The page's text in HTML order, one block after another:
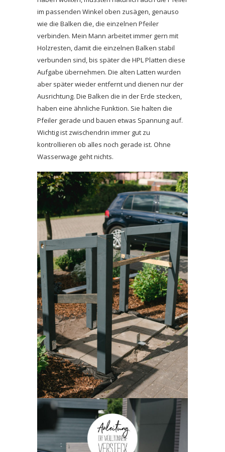
im passenden Winkel oben zusägen, genauso
wie die Balken die, die einzelnen Pfeiler
verbinden. Mein Mann arbeitet immer gern mit
Holzresten, damit die einzelnen Balken stabil
verbunden sind, bis später die HPL Platten diese
Aufgabe übernehmen. Die alten Latten wurden
aber später wieder entfernt und dienen nur der
Ausrichtung. Die Balken die in der Erde stecken,
haben eine ähnliche Funktion. Sie halten die
Pfeiler gerade und bauen etwas Spannung auf.
Wichtig ist zwischendrin immer gut zu
kontrollieren ob alles noch gerade ist. Ohne
Wasserwage geht nichts.